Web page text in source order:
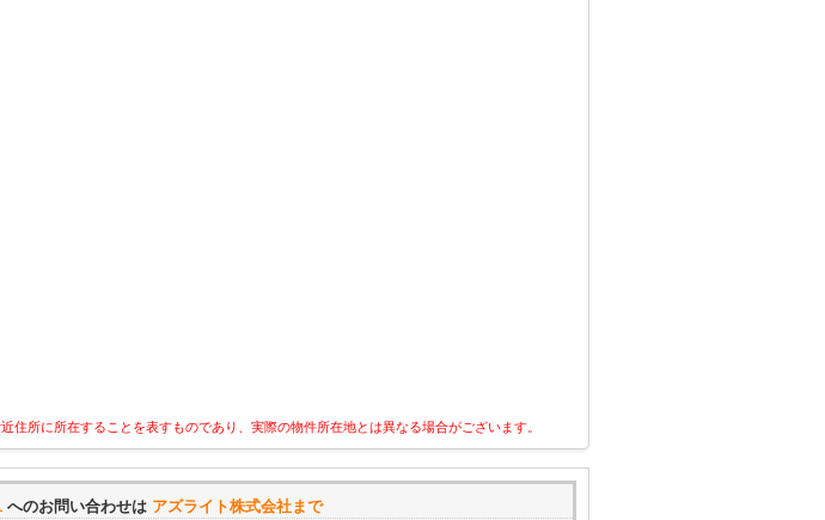
住所に所在することを表すものであり、実際の物件所在地とは異なる場合がございます。
へのお問い合わせは アズライト株式会社まで